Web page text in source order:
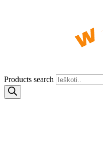
Products search